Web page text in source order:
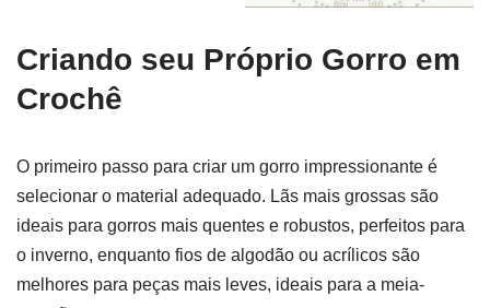
Criando seu Próprio Gorro em
Crochê
O primeiro passo para criar um gorro impressionante é
selecionar o material adequado. Lãs mais grossas são
ideais para gorros mais quentes e robustos, perfeitos para
o inverno, enquanto fios de algodão ou acrílicos são
melhores para peças mais leves, ideais para a meia-